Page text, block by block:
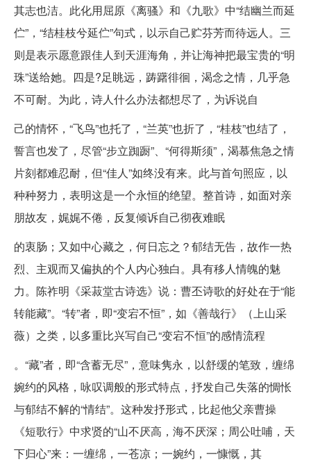
其志也洁。此化用屈原《离骚》和《九歌》中“结幽兰而延
伫”，“结桂枝兮延伫”句式，以示自己贮芬芳而待远人。三
则是表示愿意跟佳人到天涯海角，并让海神把最宝贵的“明
珠”送给她。四是?足眺远，踌躇徘徊，渴念之情，几乎急
不可耐。为此，诗人什么办法都想尽了，为诉说自
己的情怀，“飞鸟”也托了，“兰英”也折了，“桂枝”也结了，
誓言也发了，尽管“步立踟蹰”、“何得斯须”，渴慕焦急之情
片刻都难忍耐，但“佳人”如终没有来。此与首句照应，以
种种努力，表明这是一个永恒的绝望。整首诗，如面对亲
朋故友，娓娓不倦，反复倾诉自己彻夜难眠
的衷肠；又如中心藏之，何日忘之？郁结无告，故作一热
烈、主观而又偏执的个人内心独白。具有移人情魄的魅
力。陈祚明《采菽堂古诗选》说：曹丕诗歌的好处在于“能
转能藏”。“转”者，即“变宕不恒”，如《善哉行》（上山采
薇）之类，以多重比兴写自己“变宕不恒”的感情流程
。“藏”者，即“含蓄无尽”，意味隽永，以舒缓的笔致，缠绵
婉约的风格，咏叹调般的形式特点，抒发自己失落的惆怅
与郁结不解的“情结”。这种发抒形式，比起他父亲曹操
《短歌行》中求贤的“山不厌高，海不厌深；周公吐哺，天
下归心”来：一缠绵，一苍凉；一婉约，一慷慨，其